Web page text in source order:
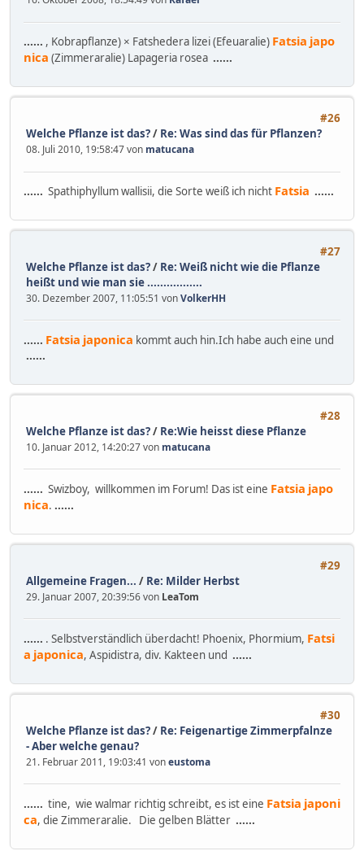
...... , Kobrapflanze) × Fatshedera lizei (Efeuaralie) Fatsia japo
nica (Zimmeraralie) Lapageria rosea ......
#26
Welche Pflanze ist das?/ Re: Was sind das für Pflanzen?
08. Juli 2010, 19:58:47 von matucana
...... Spathiphyllum wallisii, die Sorte weiß ich nicht Fatsia ......
#27
Welche Pflanze ist das?/ Re: Weiß nicht wie die Pflanze
heißt und wie man sie .................
30. Dezember 2007, 11:05:51 vonVolkerHH
...... Fatsia japonica kommt auch hin.Ich habe auch eine und
......
#28
Welche Pflanze ist das?/ Re:Wie heisst diese Pflanze
10. Januar 2012, 14:20:27 von matucana
...... Swizboy, willkommen im Forum! Das ist eine Fatsia japo
nica. ......
#29
Allgemeine Fragen... / Re: Milder Herbst
29. Januar 2007, 20:39:56 von LeaTom
...... . Selbstverständlich überdacht! Phoenix, Phormium, Fatsi
a japonica, Aspidistra, div. Kakteen und ......
#30
Welche Pflanze ist das?/ Re: Feigenartige Zimmerpfalnze
- Aber welche genau?
21. Februar 2011, 19:03:41 voneustoma
...... tine, wie walmar richtig schreibt, es ist eine Fatsia japoni
ca, die Zimmeraralie. Die gelben Blätter ......